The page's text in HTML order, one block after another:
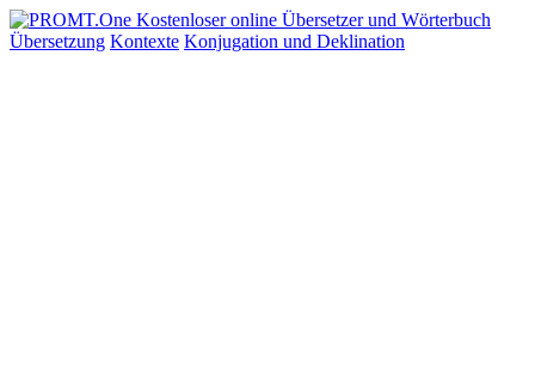
Übersetzung Kontexte Konjugation und Deklination